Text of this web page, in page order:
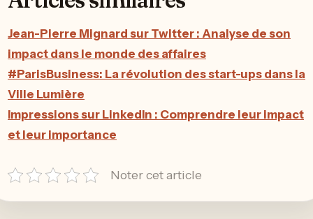
Jean-Pierre Mignard sur Twitter : Analyse de son
impact dans le monde des affaires
#ParisBusiness: La révolution des start-ups dans la
Ville Lumière
Impressions sur LinkedIn : Comprendre leur impact
et leur importance
Noter cet article